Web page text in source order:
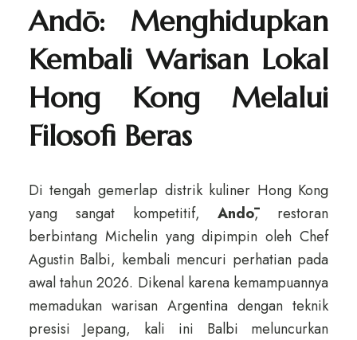
Andō: Menghidupkan
Kembali Warisan Lokal
Hong Kong Melalui
Filosofi Beras
Di tengah gemerlap distrik kuliner Hong Kong
yang sangat kompetitif,Andō, restoran
berbintang Michelin yang dipimpin oleh Chef
Agustin Balbi, kembali mencuri perhatian pada
awal tahun 2026. Dikenal karena kemampuannya
memadukan warisan Argentina dengan teknik
presisi Jepang, kali ini Balbi meluncurkan